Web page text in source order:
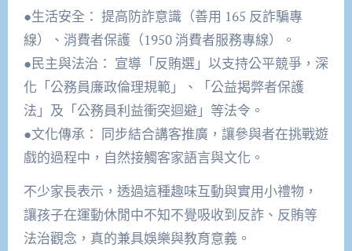
●生活安全： 提高防詐意識（善用 165 反詐騙專
線）、消費者保護（1950 消費者服務專線）。
●民主與法治： 宣導「反賄選」以支持公平競爭，深
化「公務員廉政倫理規範」、「公益揭弊者保護
法」及「公務員利益衝突迴避」等法令。
●文化傳承： 同步結合講客推廣，讓參與者在挑戰遊
戲的過程中，自然接觸客家語言與文化。
不少家長表示，透過這種趣味互動與實用小禮物，
讓孩子在運動休閒中不知不覺吸收到反詐、反賄等
法治觀念，真的兼具娛樂與教育意義。